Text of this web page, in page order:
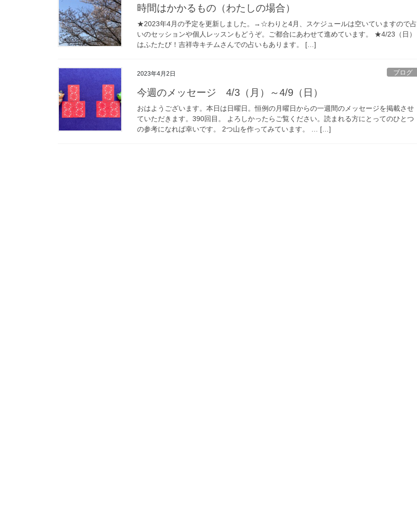
時間はかかるもの（わたしの場合）
★2023年4月の予定を更新しました。→☆わりと4月、スケジュールは空いていますので占
いのセッションや個人レッスンもどうぞ。ご都合にあわせて進めています。 ★4/23（日）
はふたたび！吉祥寺キチムさんでの占いもあります。 […]
2023年4月2日 ブログ
今週のメッセージ 4/3（月）～4/9（日）
おはようございます。本日は日曜日。恒例の月曜日からの一週間のメッセージを掲載させ
ていただきます。390回目。 よろしかったらご覧ください。読まれる方にとってのひとつ
の参考になれば幸いです。 2つ山を作ってみています。 … […]